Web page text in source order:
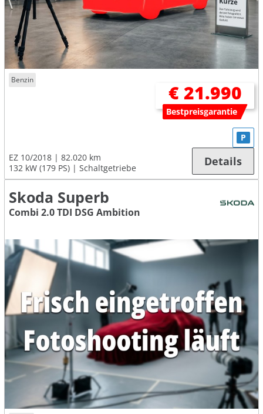
Benzin
€ 21.990
Bestpreisgarantie
EZ 10/2018
82.020 km
132 kW (179 PS)
Schaltgetriebe
P
Details
Skoda Superb
Combi 2.0 TDI DSG Ambition